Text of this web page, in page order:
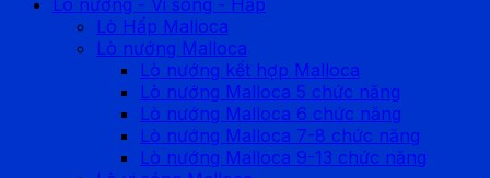
Lò nướng - Vi sóng - Hấp
Lò Hấp Malloca
Lò nướng Malloca
Lò nướng kết hợp Malloca
Lò nướng Malloca 5 chức năng
Lò nướng Malloca 6 chức năng
Lò nướng Malloca 7-8 chức năng
Lò nướng Malloca 9-13 chức năng